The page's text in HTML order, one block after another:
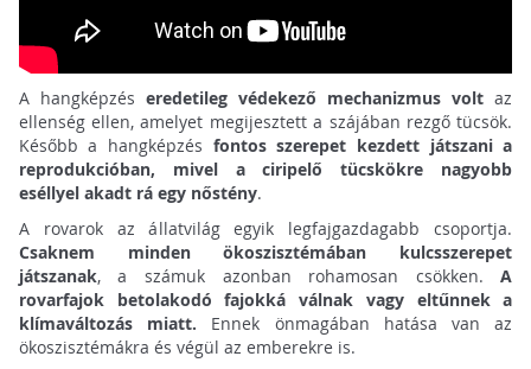
A hangképzés eredetileg védekező mechanizmus volt az
ellenség ellen, amelyet megijesztett a szájában rezgő tücsök.
Később a hangképzés fontos szerepet kezdett játszani a
reprodukcióban, mivel a ciripelő tücskökre nagyobb
eséllyel akadt rá egy nőstény.
A rovarok az állatvilág egyik legfajgazdagabb csoportja.
Csaknem minden ökoszisztémában kulcsszerepet
játszanak, a számuk azonban rohamosan csökken.A
rovarfajok betolakodó fajokká válnak vagy eltűnnek a
klímaváltozás miatt. Ennek önmagában hatása van az
ökoszisztémákra és végül az emberekre is.